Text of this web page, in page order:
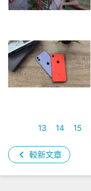
較新文章
13 14 15